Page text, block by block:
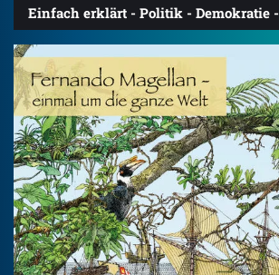
Einfach erklärt - Politik - Demokratie -